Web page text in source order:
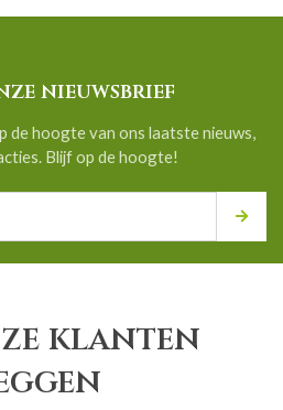
nieuwsbrief
de hoogte van ons laatste nieuws,
Blijf op de hoogte!
klanten